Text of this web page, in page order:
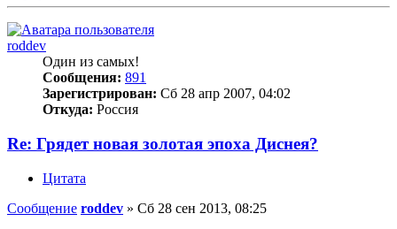
roddev
Один из самых!
Сообщения: 891
Зарегистрирован: Сб 28 апр 2007, 04:02
Откуда: Россия
Re: Грядет новая золотая эпоха Диснея?
Цитата
Сообщение roddev » Сб 28 сен 2013, 08:25